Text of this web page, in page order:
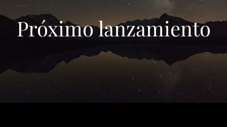
‌‌Próximo lanzamiento